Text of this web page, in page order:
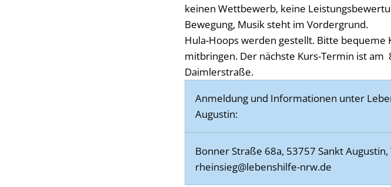
keinen Wettbewerb, keine
Bewegung, Musik steht im Vordergrund.
Hula-Hoops werden gestellt. Bitte
mitbringen. Der nächste Kurs-Termin ist
Daimlerstraße.
Anmeldung und Informationen unter
Augustin:
Bonner Straße 68a, 53757 Sankt
rheinsieg@lebenshilfe-nrw.de